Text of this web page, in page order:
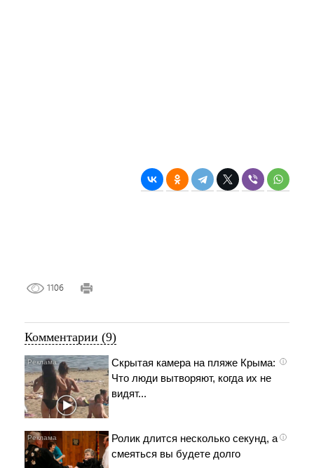
1106
Комментарии (9)
i
Скрытая камера на пляже Крыма:
Что люди вытворяют, когда их не
видят...
i
Ролик длится несколько секунд, а
смеяться вы будете долго